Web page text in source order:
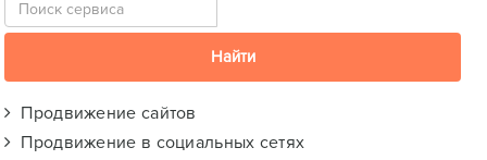
Продвижение сайтов
Продвижение в социальных сетях